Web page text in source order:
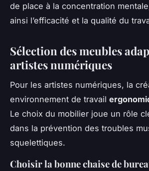
de place à la concentration
ainsi l’efficacité et la qualité du
Sélection des meubles
artistes numériques
Pour les artistes numériques, la
environnement de travail
Le choix du mobilier joue un rôle
dans la prévention des troubles
squelettiques.
Choisir la bonne chaise de